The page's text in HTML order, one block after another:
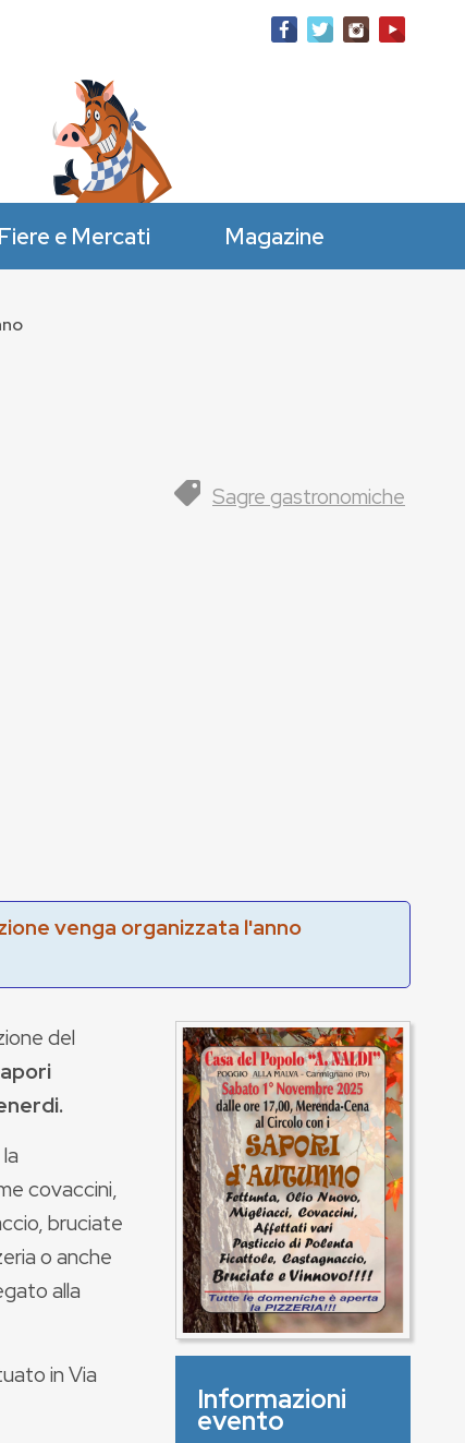
Fiere e Mercati Magazine
Sagre gastronomiche
venga organizzata l'anno
del
la
covaccini,
bruciate
o anche
alla
in Via
Informazioni
evento